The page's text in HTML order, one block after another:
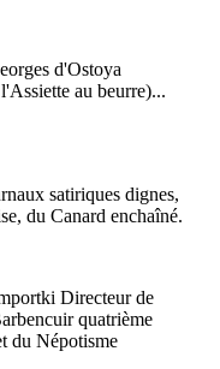
d'Ostoya
au beurre)...
satiriques dignes,
du Canard enchaîné.
Directeur de
quatrième
du Népotisme